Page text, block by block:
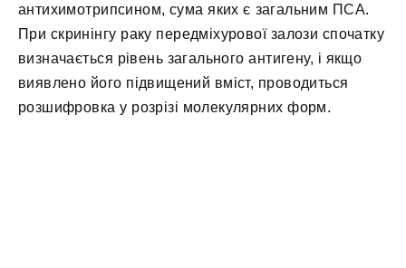
антихимотрипсином, сума яких є загальним ПСА.
При скринінгу раку передміхурової залози спочатку
визначається рівень загального антигену, і якщо
виявлено його підвищений вміст, проводиться
розшифровка у розрізі молекулярних форм.